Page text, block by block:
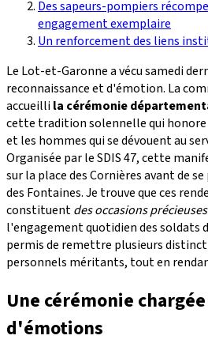
Des sapeurs-pompiers
engagement exemplaire
Un renforcement des liens
Le Lot-et-Garonne a vécu samedi
reconnaissance et d'émotion. La
accueillila cérémonie
cette tradition solennelle qui honore
et les hommes qui se dévouent au
Organisée par le SDIS 47, cette
sur la place des Cornières avant de
des Fontaines. Je trouve que ces
constituentdes occasions
l'engagement quotidien des soldats
permis de remettre plusieurs
personnels méritants, tout en
Une cérémonie
d'émotions